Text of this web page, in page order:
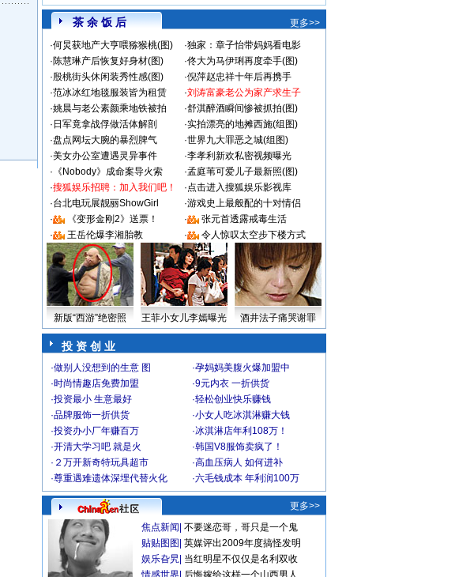
茶 余 饭 后
更多>>
·何炅获地产大亨喂猕猴桃(图) ·独家：章子怡带妈妈看电影
·陈慧琳产后恢复好身材(图) ·佟大为马伊琍再度牵手(图)
·殷桃街头休闲装秀性感(图) ·倪萍赵忠祥十年后再携手
·范冰冰红地毯服装皆为租赁 ·刘涛富豪老公为家产求生子
·姚晨与老公素颜乘地铁被拍 ·舒淇醉酒瞬间惨被抓拍(图)
· 日军竟拿战俘做活体解剖 ·实拍漂亮的地摊西施(组图)
·盘点网坛大腕的暴烈脾气 ·世界九大罪恶之城(组图)
·美女办公室遭遇灵异事件 ·李孝利新欢私密视频曝光
· 《Nobody》成命案导火索 ·孟庭苇可爱儿子最新照(图)
·搜狐娱乐招聘：加入我们吧！ ·点击进入搜狐娱乐影视库
·台北电玩展靓丽ShowGirl ·游戏史上最般配的十对情侣
·
《变形金刚2》送票！ ·
张元首透露戒毒生活
·
王岳伦爆李湘胎教 · 令人惊叹太空步下楼方式
新版“西游”绝密照 王菲小女儿李嫣曝光 酒井法子痛哭谢罪
投 资 创 业
·做别人没想到的生意 图 ·孕妈妈美腹火爆加盟中
·时尚情趣店免费加盟 ·9元内衣 一折供货
·投资最小 生意最好 ·轻松创业快乐赚钱
·品牌服饰一折供货 ·小女人吃冰淇淋赚大钱
·投资办小厂年赚百万 ·冰淇淋店年利108万！
·开清大学习吧 就是火 ·韩国V8服饰卖疯了！
· ２万开新奇特玩具超市 ·高血压病人 如何进补
·尊重遇难遗体深埋代替火化 ·六毛钱成本 年利润100万
更多>>
焦点新闻 不要迷恋哥，哥只是一个鬼
贴贴图图 英媒评出2009年度搞怪发明
娱乐旮旯 当红明星不仅仅是名利双收
情感世界 后悔嫁给这样一个山西男人